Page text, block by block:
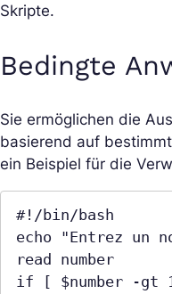
Skripte.
Bedingte
Sie ermöglichen die
basierend auf
ein Beispiel für die
#!/bin/bash
echo "Entrez un
read number
if [ $number -gt